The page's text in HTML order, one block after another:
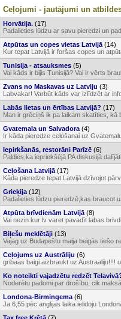
Ceļojumi - jautājumi un
Horvātija. (17)
Padalieties lūdzu ar savu pieredzi un
Atpūtas un copes vietas Latvijā (14)
Kur tepat Latvijā ir foršas copes un
Tunisija - atsauksmes (5)
Vai kāds ir bijis Tunisijā? Vai ir vērts
Zvans no Maskavas uz Latviju (3)
Labvakar! Varbūt kāds var izlīdzēt ar
Labās lietas un ērtības Latvijā? (17)
Man ir grēciņš ik pa laikam skatīties, kā
Gvatemala un Salvadora (4)
Ir kāda pieredze ceļošanai uz
Iepirkšanās, restorāni Parīzē (6)
Paldies,ka iepriekšējā PA diskusijā
Ceļošana Latvijā (17)
Kāda pieredze tepat Latvijā dzīvojot
Grieķija (12)
Padalieties lūdzu pieredzē,kas braucot
Atpūta brīvdienām Latvijā (8)
Vai nezin kur lv varet pavadīt labas
Biļešu meklētāji (13)
Vajag uz Budapeštu maija beigās tiešo
Ceļojums uz Austrāliju (6)
gribaas baigi aizbraukt uz
Ko noteikti vajadzētu redzēt
Noderētu padomi par drošību, cik
Londona-Birmingema (6)
Ja 6,55 pēc anglijas laika ielidoju